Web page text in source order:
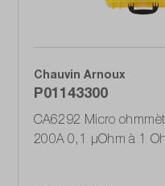
Chauvin Arnoux
P01143300
CA6292 Micro
200A 0,1 µOhm à 1